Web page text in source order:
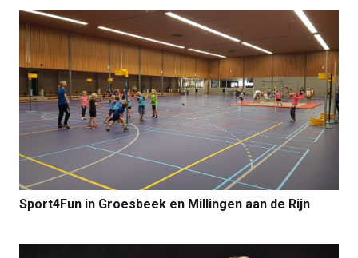
Sport4Fun in Groesbeek en Millingen aan de Rijn